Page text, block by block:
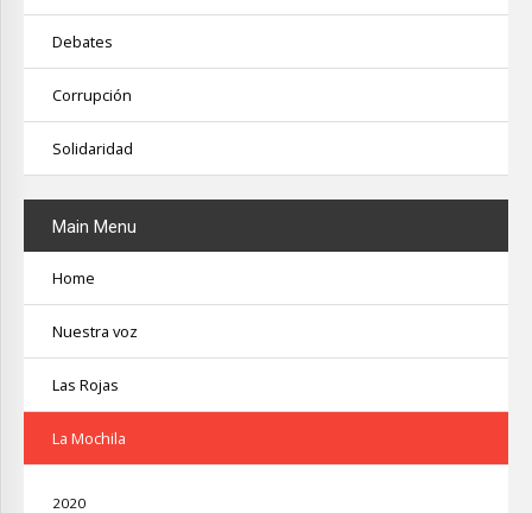
Debates
Corrupción
Solidaridad
Main Menu
Home
Nuestra voz
Las Rojas
La Mochila
2020